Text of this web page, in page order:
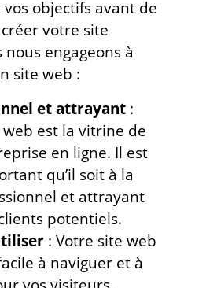
objectifs avant de
votre site
engageons à
site web :
et attrayant :
est la vitrine de
en ligne. Il est
qu’il soit à la
et attrayant
potentiels.
: Votre site web
à naviguer et à